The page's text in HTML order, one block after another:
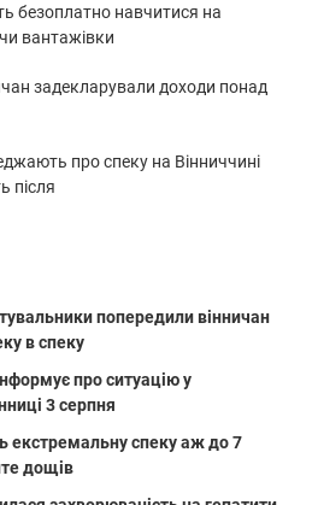
попередили вінничан
в спеку
про ситуацію у
3 серпня
екстремальну спеку аж до 7
дощів
безоплатно навчитися на
вантажівки
задекларували доходи понад
про спеку на Вінниччині
після